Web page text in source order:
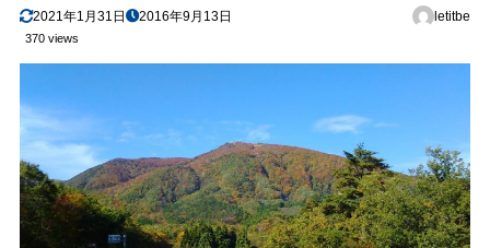
2021年1月31日 2016年9月13日 letitbe
370 views